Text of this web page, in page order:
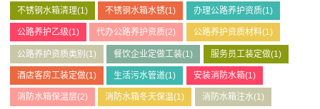
不锈钢水箱清理(1) 不锈钢水箱水锈(1) 办理公路养护资质(1)
公路养护乙级(1) 代办公路养护资质(2) 公路养护资质材料(1)
公路养护资质类别 (1) 餐饮企业定做工装(1) 服务员工装定做(1)
酒店客房工装定做(1) 生活污水管道(1) 安装消防水箱(1)
消防水箱保温层(2) 消防水箱冬天保温(1) 消防水箱注水(1)